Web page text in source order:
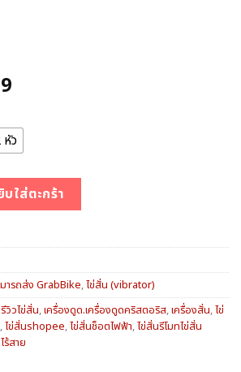
฿999
through
฿1,199
ว
บใส่ตะกร้า
ารถส่ง GrabBike,ไข่สั่น (vibrator)
รีวิวไข่สั่น,เครื่องดูด.เครื่องดูดคริสตอริส,เครื่องสั่น,ไข่
,ไข่สั่นshopee,ไข่สั่นช็อตไฟฟ้า,ไข่สั่นรีโมทไข่สั่น
ร้สาย